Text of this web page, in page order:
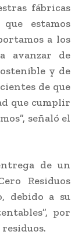
fábricas
estamos
a los
avanzar de
y de
de que
que cumplir
señaló el
de un
Residuos
debido a su
por